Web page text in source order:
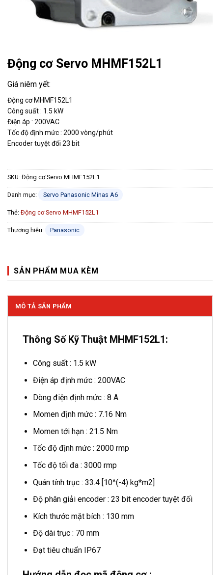
Động cơ Servo MHMF152L1
Động cơ MHMF152L1
Công suất : 1.5 kW
Điện áp : 200VAC
Tốc độ định mức : 2000 vòng/phút
Encoder tuyệt đối 23 bit
SKU: Động cơ Servo MHMF152L1
Danh mục: Servo Panasonic Minas A6
Thẻ: Động cơ Servo MHMF152L1
Thương hiệu: Panasonic
SẢN PHẨM MUA KÈM
MÔ TẢ SẢN PHẨM
Thông Số Kỹ Thuật MHMF152L1:
Công suất : 1.5 kW
Điện áp định mức : 200VAC
Dòng điện định mức : 8 A
Momen định mức : 7.16 Nm
Momen tới hạn : 21.5 Nm
Tốc độ định mức : 2000 rmp
Tốc độ tối đa : 3000 rmp
Quán tính trục : 33.4 [10^(-4) kg*m2]
Độ phân giải encoder : 23 bit encoder tuyệt đối
Kích thước mặt bích : 130 mm
Độ dài trục : 70 mm
Đạt tiêu chuẩn IP67